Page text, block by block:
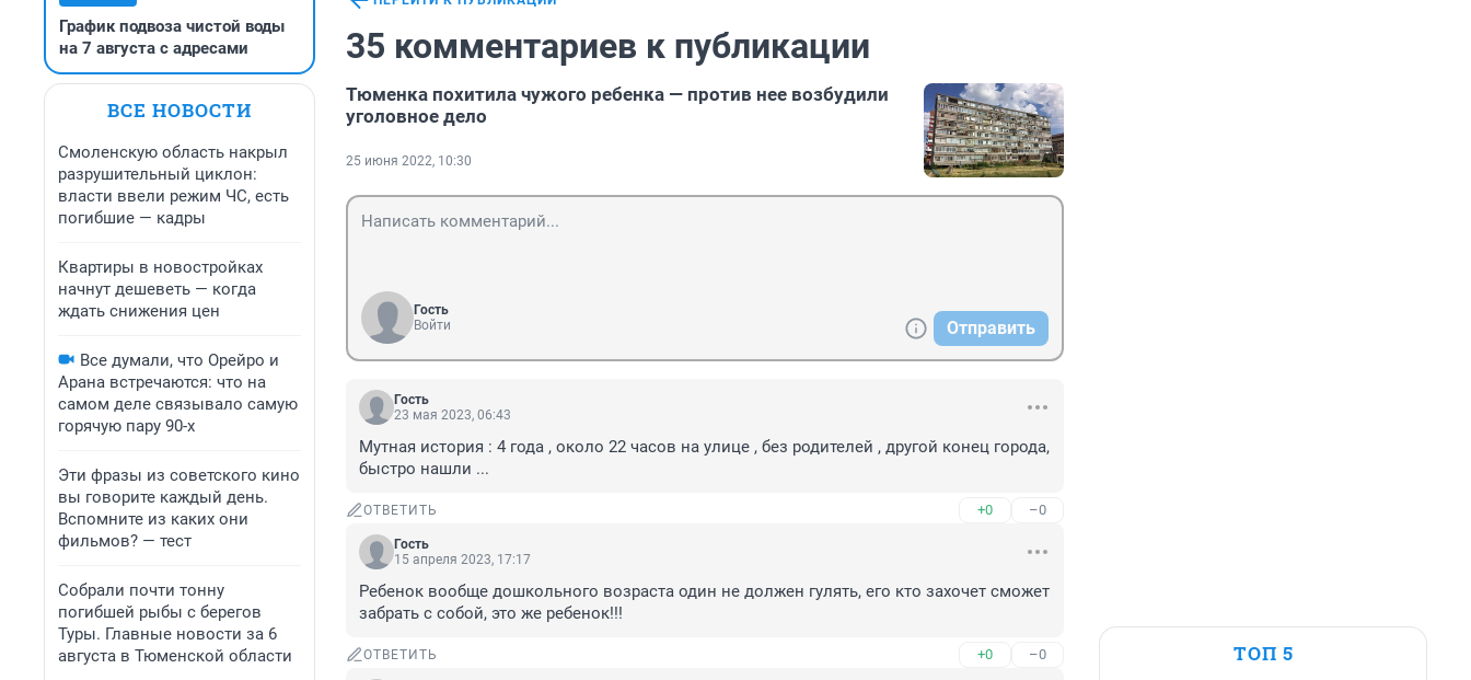
График подвоза чистой воды
на 7 августа с адресами
ВСЕ НОВОСТИ
Смоленскую область накрыл
разрушительный циклон:
власти ввели режим ЧС, есть
погибшие — кадры
Квартиры в новостройках
начнут дешеветь — когда
ждать снижения цен
Все думали, что Орейро и
Арана встречаются: что на
самом деле связывало самую
горячую пару 90-х
Эти фразы из советского кино
вы говорите каждый день.
Вспомните из каких они
фильмов? — тест
Собрали почти тонну
погибшей рыбы с берегов
Туры. Главные новости за 6
августа в Тюменской области
35 комментариев к публикации
Тюменка похитила чужого ребенка — против нее возбудили
уголовное дело
25 июня 2022, 10:30
Гость
Войти
Отправить
Гость
23 мая 2023, 06:43
Мутная история : 4 года , около 22 часов на улице , без родителей , другой конец города,
быстро нашли ...
ОТВЕТИТЬ +0 –0
Гость
15 апреля 2023, 17:17
Ребенок вообще дошкольного возраста один не должен гулять, его кто захочет сможет
забрать с собой, это же ребенок!!!
ОТВЕТИТЬ +0 –0 ТОП 5